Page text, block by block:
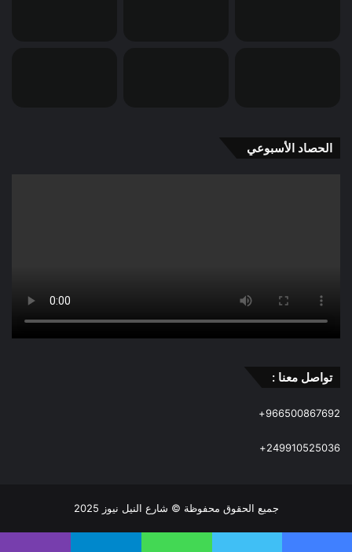
الحصاد الأسبوعي
تواصل معنا :
966500867692+
249910525036+
جميع الحقوق محفوظة © شارع النيل نيوز 2025